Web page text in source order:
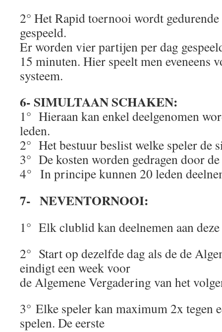
2° Het Rapid toernooi wordt gedurende
gespeeld.
Er worden vier partijen per dag
15 minuten. Hier speelt men eveneens
systeem.
6- SIMULTAAN SCHAKEN:
1° Hieraan kan enkel deelgenomen
leden.
2° Het bestuur beslist welke speler de
3° De kosten worden gedragen door
4° In principe kunnen 20 leden
7- NEVENTORNOOI:
1° Elk clublid kan deelnemen aan
2° Start op dezelfde dag als de de
eindigt een week voor
de Algemene Vergadering van het
3° Elke speler kan maximum 2x tegen
spelen. De eerste